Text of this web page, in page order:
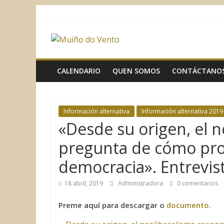
contenido
Muíño
do
Vento
Asociación
Sociocultural
CALENDARIO QUEN SOMOS
Información alternativa Información alternativa 2019
«Desde su origen, el
pregunta de cómo
democracia».
18 abril, 2019 Administradora 0 comentarios
Preme aquí para descargar o documento.